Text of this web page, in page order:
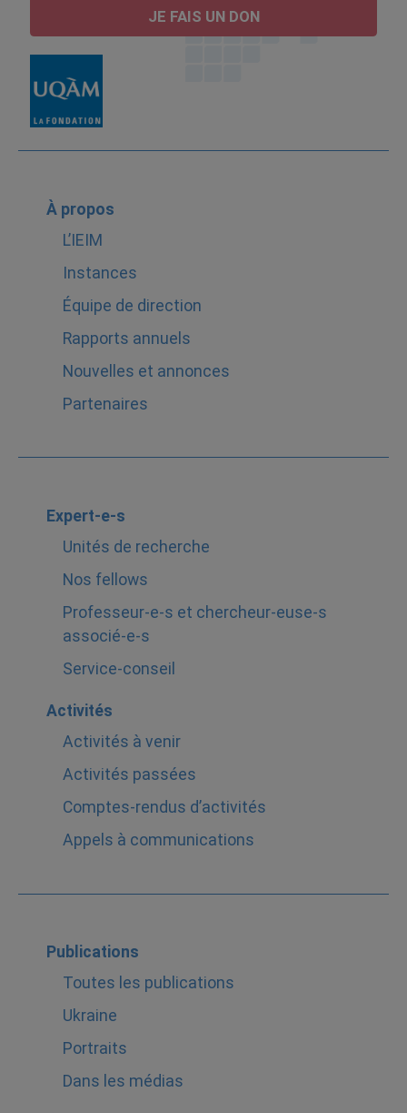
JE FAIS UN DON
À propos
L’IEIM
Instances
Équipe de direction
Rapports annuels
Nouvelles et annonces
Partenaires
Expert-e-s
Unités de recherche
Nos fellows
Professeur-e-s et chercheur-euse-s
associé-e-s
Service-conseil
Activités
Activités à venir
Activités passées
Comptes-rendus d’activités
Appels à communications
Publications
Toutes les publications
Ukraine
Portraits
Dans les médias